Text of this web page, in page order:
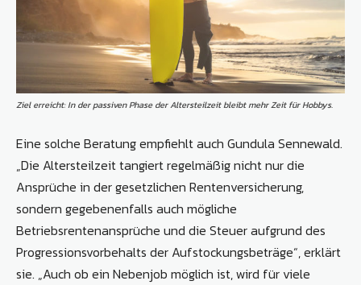
Ziel erreicht: In der passiven Phase der Altersteilzeit bleibt mehr Zeit für Hobbys.
Eine solche Beratung empfiehlt auch Gundula Sennewald.
„Die Altersteilzeit tangiert regelmäßig nicht nur die
Ansprüche in der gesetzlichen Rentenversicherung,
sondern gegebenenfalls auch mögliche
Betriebsrentenansprüche und die Steuer aufgrund des
Progressionsvorbehalts der Aufstockungsbeträge“, erklärt
sie. „Auch ob ein Nebenjob möglich ist, wird für viele